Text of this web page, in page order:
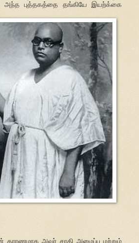
அந்த புத்தகத்தை தங்கியே இயற்க்கை
காரணமாக அவர் சாதி அமைப்பு மற்றும்